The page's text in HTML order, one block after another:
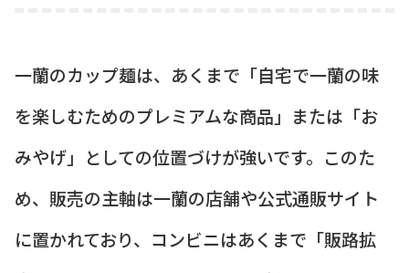
一蘭のカップ麺は、あくまで「自宅で一蘭の味
を楽しむためのプレミアムな商品」または「お
みやげ」としての位置づけが強いです。このた
め、販売の主軸は一蘭の店舗や公式通販サイト
に置かれており、コンビニはあくまで「販路拡